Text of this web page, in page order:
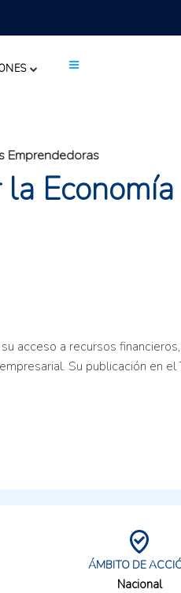
Emprendedoras
acceso a recursos
Su publicación en
ÁMBITO DE
Nacional